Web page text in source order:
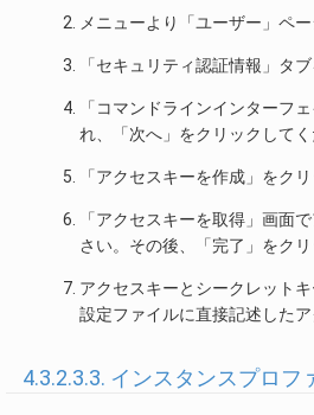
メニューより「ユーザー」ペー
「セキュリティ認証情報」タ
「コマンドラインインターフ
れ、「次へ」をクリックしてく
「アクセスキーを作成」をク
「アクセスキーを取得」画面
さい。その後、「完了」をクリ
アクセスキーとシークレット
設定ファイルに直接記述した
4.3.2.3.3. インスタンスプロ